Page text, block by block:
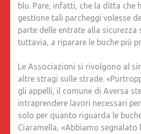
blu. Pare, infatti, che la ditta che
gestione tali parcheggi volesse
parte delle entrate alla sicurezza
tuttavia, a riparare le buche più
Le Associazioni si rivolgono al
altre stragi sulle strade.
gli appelli, il comune di Aversa
intraprendere lavori necessari
solo per quanto riguarda le
Ciaramella, «Abbiamo segnalato